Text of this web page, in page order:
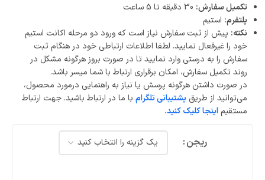
تکمیل سفارش:
پلتفرم: استیم
نکته: پیش از ثبت سفارش نیاز است که ورود دو مرحله اکانت استیم
خود را غیرفعال نمایید. لطفا اطلاعات ارتباطی خود در هنگام ثبت
سفارش را به درستی وارد نمایید تا در صورت بروز هرگونه مشکل در
روند تکمیل سفارش، امکان برقراری ارتباط با شما میسر باشد.
در صورت داشتن هرگونه پرسش یا نیاز به راهنمایی درمورد محصول،
می‌توانید از طریق پشتیبانی تلگرام با ما در ارتباط باشید. جهت ارتباط
مستقیم اینجا کلیک کنید.
ریجن